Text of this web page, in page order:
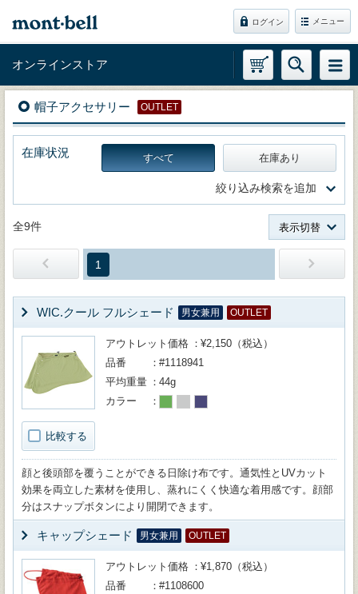
ログイン メニュー
オンラインストア
帽子アクセサリー OUTLET
在庫状況 すべて 在庫あり
絞り込み検索を追加
全9件 表示切替
1
WIC.クール フルシェード 男女兼用 OUTLET
比較する
アウトレット価格
¥2,150（税込）
品番
#1118941
平均重量
44g
カラー
顔と後頭部を覆うことができる日除け布です。通気性とUVカット
効果を両立した素材を使用し、蒸れにくく快適な着用感です。顔部
分はスナップボタンにより開閉できます。
キャップシェード 男女兼用 OUTLET
アウトレット価格
¥1,870（税込）
品番
#1108600